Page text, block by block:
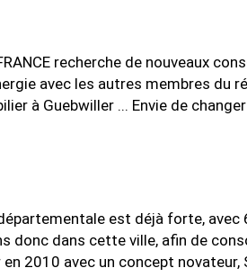
recherche de nouveaux
avec les autres membres du
à Guebwiller ... Envie de
est déjà forte,
donc dans cette ville, afin de
2010 avec un concept